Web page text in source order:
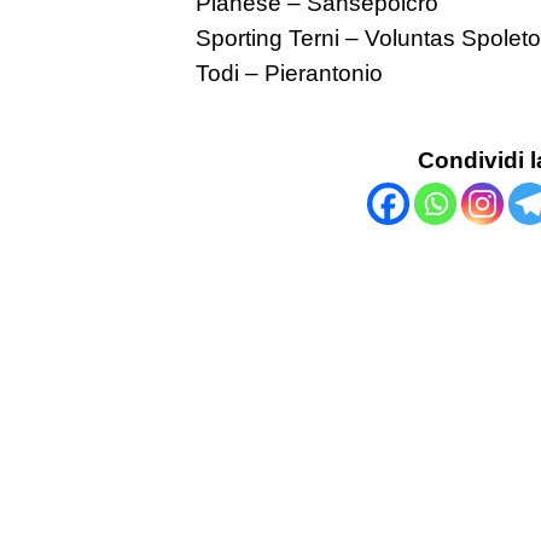
Sporting Terni – Voluntas Spoleto
Todi – Pierantonio
Condividi